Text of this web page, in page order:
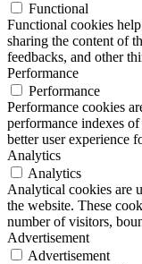
Functional
Functional cookies
sharing the content of
feedbacks, and other
Performance
Performance
Performance cookies
performance indexes
better user experience
Analytics
Analytics
Analytical cookies are
the website. These
number of visitors,
Advertisement
Advertisement